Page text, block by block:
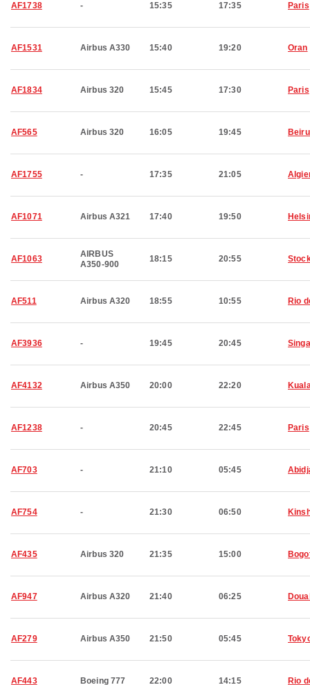
AF1738 - 15:35 17:35 Paris
AF1531 Airbus A330 15:40 19:20 Oran
AF1834 Airbus 320 15:45 17:30 Paris
AF565 Airbus 320 16:05 19:45
AF1755 - 17:35 21:05
AF1071 Airbus A321 17:40 19:50
AF1063
AIRBUS
A350-900
18:15 20:55
AF511 Airbus A320 18:55 10:55 Rio
AF3936 - 19:45 20:45
AF4132 Airbus A350 20:00 22:20
AF1238 - 20:45 22:45 Paris
AF703 - 21:10 05:45
AF754 - 21:30 06:50
AF435 Airbus 320 21:35 15:00
AF947 Airbus A320 21:40 06:25
AF279 Airbus A350 21:50 05:45
AF443 Boeing 777 22:00 14:15 Rio